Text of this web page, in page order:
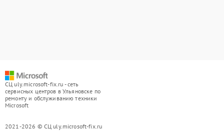
СЦ uly.microsoft-fix.ru - сеть
сервисных центров в Ульяновске по
ремонту и обслуживанию техники
Microsoft
2021-2026 © СЦ uly.microsoft-fix.ru